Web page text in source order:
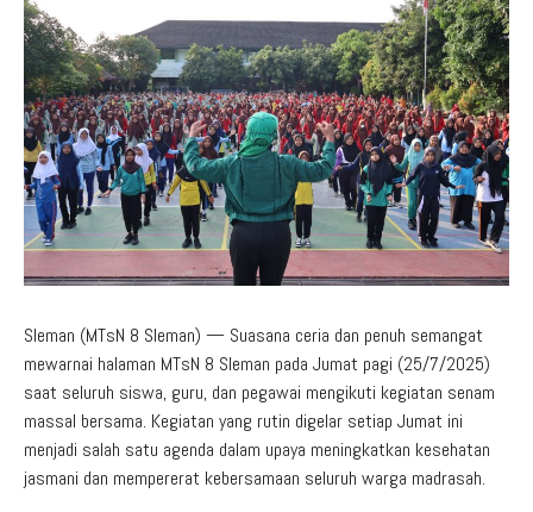
Pojok Literasi
Maklumat Pelayanan
Download
Informasi Publik
Regulasi PPID
Profil PPID
Struktur Organisasi
Sleman (MTsN 8 Sleman) — Suasana ceria dan penuh semangat
mewarnai halaman MTsN 8 Sleman pada Jumat pagi (25/7/2025)
saat seluruh siswa, guru, dan pegawai mengikuti kegiatan senam
massal bersama. Kegiatan yang rutin digelar setiap Jumat ini
menjadi salah satu agenda dalam upaya meningkatkan kesehatan
jasmani dan mempererat kebersamaan seluruh warga madrasah.